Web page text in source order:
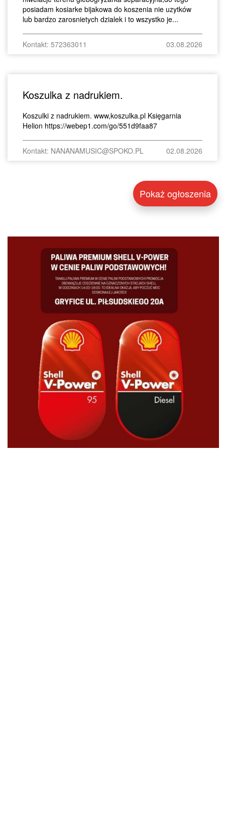
posiadam kosiarke bijakowa do koszenia nie uzytków
lub bardzo zarosnietych dzialek i to wszystko je...
Kontakt: 572363011 03.08.2026
Koszulka z nadrukiem.
Koszulki z nadrukiem. www,koszulka.pl Księgarnia
Helion https://webep1.com/go/551d9faa87
Kontakt: NANANAMUSIC@SPOKO.PL 02.08.2026
Pokaż ogłoszenia